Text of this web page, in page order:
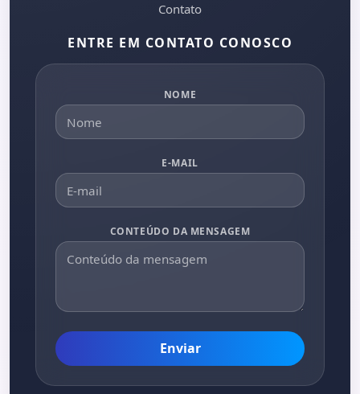
Contato
ENTRE EM CONTATO CONOSCO
NOME
E-MAIL
CONTEÚDO DA MENSAGEM
Enviar